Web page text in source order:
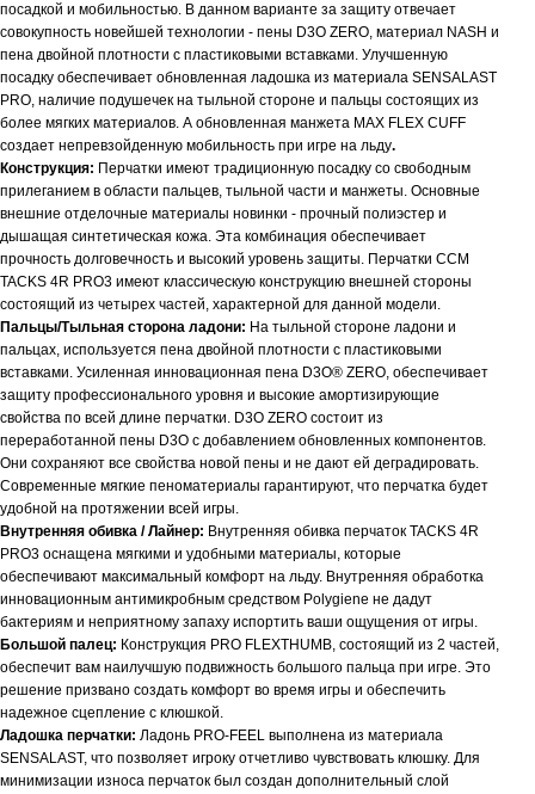
посадкой и мобильностью. В данном варианте за защиту отвечает
совокупность новейшей технологии - пены D3O ZERO, материал NASH и
пена двойной плотности с пластиковыми вставками. Улучшенную
посадку обеспечивает обновленная ладошка из материала SENSALAST
PRO, наличие подушечек на тыльной стороне и пальцы состоящих из
более мягких материалов. А обновленная манжета MAX FLEX CUFF
создает непревзойденную мобильность при игре на льду.
Конструкция: Перчатки имеют традиционную посадку со свободным
прилеганием в области пальцев, тыльной части и манжеты. Основные
внешние отделочные материалы новинки - прочный полиэстер и
дышащая синтетическая кожа. Эта комбинация обеспечивает
прочность долговечность и высокий уровень защиты. Перчатки CCM
TACKS 4R PRO3 имеют классическую конструкцию внешней стороны
состоящий из четырех частей, характерной для данной модели.
Пальцы/Тыльная сторона ладони: На тыльной стороне ладони и
пальцах, используется пена двойной плотности с пластиковыми
вставками. Усиленная инновационная пена D3O® ZERO, обеспечивает
защиту профессионального уровня и высокие амортизирующие
свойства по всей длине перчатки. D3O ZERO состоит из
переработанной пены D3O с добавлением обновленных компонентов.
Они сохраняют все свойства новой пены и не дают ей деградировать.
Современные мягкие пеноматериалы гарантируют, что перчатка будет
удобной на протяжении всей игры.
Внутренняя обивка / Лайнер: Внутренняя обивка перчаток TACKS 4R
PRO3 оснащена мягкими и удобными материалы, которые
обеспечивают максимальный комфорт на льду. Внутренняя обработка
инновационным антимикробным средством Polygiene не дадут
бактериям и неприятному запаху испортить ваши ощущения от игры.
Большой палец: Конструкция PRO FLEXTHUMB, состоящий из 2 частей,
обеспечит вам наилучшую подвижность большого пальца при игре. Это
решение призвано создать комфорт во время игры и обеспечить
надежное сцепление с клюшкой.
Ладошка перчатки: Ладонь PRO-FEEL выполнена из материала
SENSALAST, что позволяет игроку отчетливо чувствовать клюшку. Для
минимизации износа перчаток был создан дополнительный слой